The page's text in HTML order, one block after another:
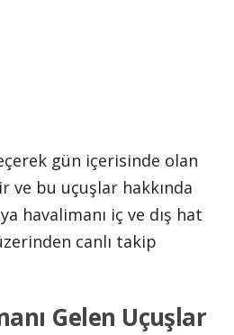
gün içerisinde olan
ve bu uçuşlar hakkında
havalimanı iç ve dış hat
canlı takip
Gelen Uçuşlar